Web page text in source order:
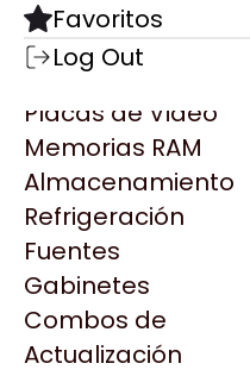
Componentes
Motherboards
Microprocesadores
Placas de Video
Memorias RAM
Almacenamiento
Refrigeración
Fuentes
Gabinetes
Combos de
Actualización
Todas las Marcas
AMD
AULA
Acer
Adata
AeroCool
Antec
Arkham
Asrock
Destacadas
Favoritos
Log Out
PLACA DE VIDEO
12GB GIGABYTE